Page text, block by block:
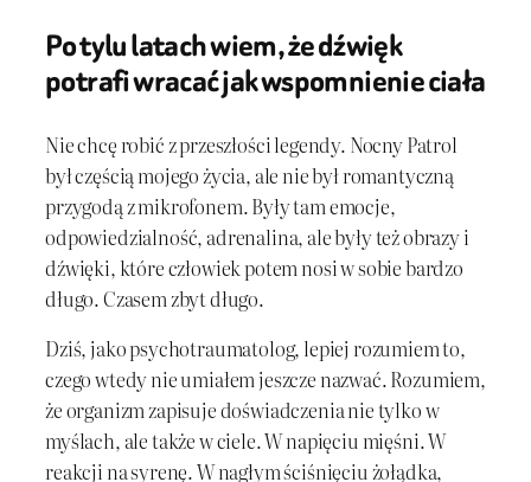
Po tylu latach wiem, że dźwięk
potrafi wracać jak wspomnienie ciała
Nie chcę robić z przeszłości legendy. Nocny Patrol
był częścią mojego życia, ale nie był romantyczną
przygodą z mikrofonem. Były tam emocje,
odpowiedzialność, adrenalina, ale były też obrazy i
dźwięki, które człowiek potem nosi w sobie bardzo
długo. Czasem zbyt długo.
Dziś, jako psychotraumatolog, lepiej rozumiem to,
czego wtedy nie umiałem jeszcze nazwać. Rozumiem,
że organizm zapisuje doświadczenia nie tylko w
myślach, ale także w ciele. W napięciu mięśni. W
reakcji na syrenę. W nagłym ściśnięciu żołądka,